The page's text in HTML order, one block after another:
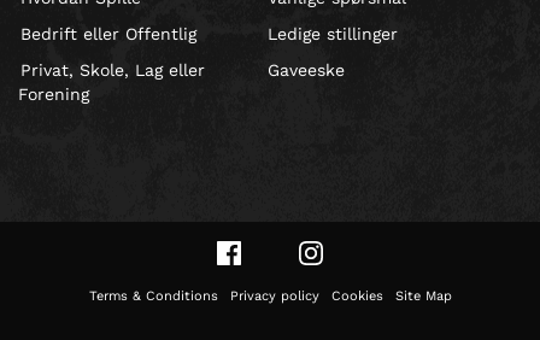
Bedrift eller Offentlig
Privat, Skole, Lag eller
Forening
Ledige stillinger
Gaveeske
Terms & Conditions Privacy policy Cookies Site Map